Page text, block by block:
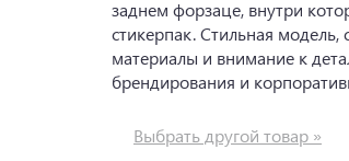
заднем форзаце, внутри
стикерпак. Стильная
материалы и внимание к
брендирования и
Выбрать другой товар »